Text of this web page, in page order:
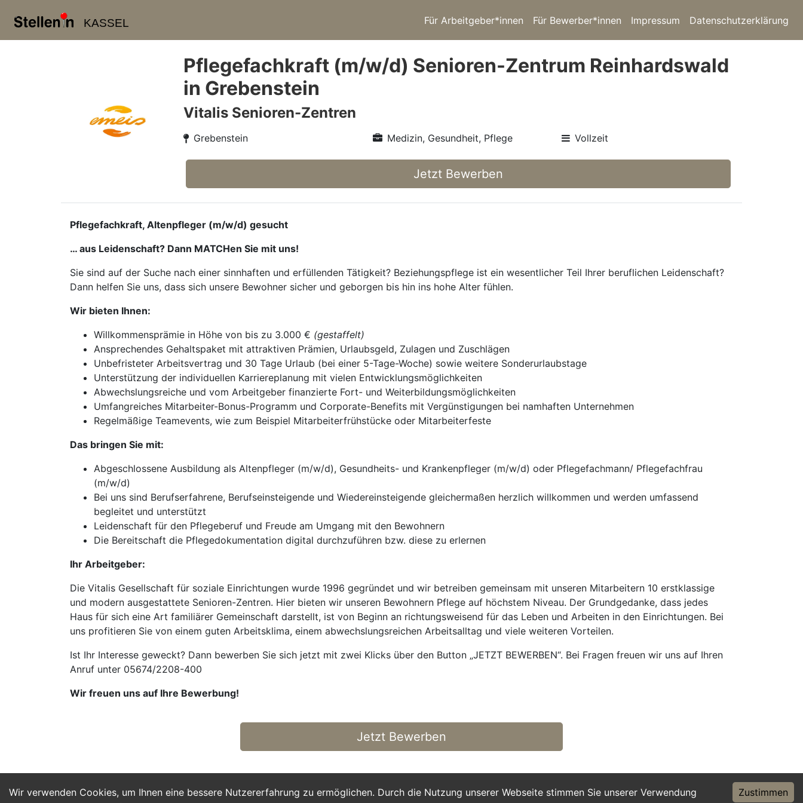
KASSEL Für Arbeitgeber*innen Für Bewerber*innen Impressum Datenschutzerklärung
Wir verwenden Cookies, um Ihnen eine bessere Nutzererfahrung zu ermöglichen. Durch die Nutzung unserer Webseite stimmen Sie unserer Verwendung
Zustimmen
Pflegefachkraft (m/w/d) Senioren-Zentrum Reinhardswald
in Grebenstein
Vitalis Senioren-Zentren
Grebenstein Medizin, Gesundheit, Pflege Vollzeit
Jetzt Bewerben
Pflegefachkraft, Altenpfleger (m/w/d) gesucht
… aus Leidenschaft? Dann MATCHen Sie mit uns!
Sie sind auf der Suche nach einer sinnhaften und erfüllenden Tätigkeit? Beziehungspflege ist ein wesentlicher Teil Ihrer beruflichen Leidenschaft?
Dann helfen Sie uns, dass sich unsere Bewohner sicher und geborgen bis hin ins hohe Alter fühlen.
Wir bieten Ihnen:
Willkommensprämie in Höhe von bis zu 3.000 € (gestaffelt)
Ansprechendes Gehaltspaket mit attraktiven Prämien, Urlaubsgeld, Zulagen und Zuschlägen
Unbefristeter Arbeitsvertrag und 30 Tage Urlaub (bei einer 5-Tage-Woche) sowie weitere Sonderurlaubstage
Unterstützung der individuellen Karriereplanung mit vielen Entwicklungsmöglichkeiten
Abwechslungsreiche und vom Arbeitgeber finanzierte Fort- und Weiterbildungsmöglichkeiten
Umfangreiches Mitarbeiter-Bonus-Programm und Corporate-Benefits mit Vergünstigungen bei namhaften Unternehmen
Regelmäßige Teamevents, wie zum Beispiel Mitarbeiterfrühstücke oder Mitarbeiterfeste
Das bringen Sie mit:
Abgeschlossene Ausbildung als Altenpfleger (m/w/d), Gesundheits- und Krankenpfleger (m/w/d) oder Pflegefachmann/ Pflegefachfrau
(m/w/d)
Bei uns sind Berufserfahrene, Berufseinsteigende und Wiedereinsteigende gleichermaßen herzlich willkommen und werden umfassend
begleitet und unterstützt
Leidenschaft für den Pflegeberuf und Freude am Umgang mit den Bewohnern
Die Bereitschaft die Pflegedokumentation digital durchzuführen bzw. diese zu erlernen
Ihr Arbeitgeber:
Die Vitalis Gesellschaft für soziale Einrichtungen wurde 1996 gegründet und wir betreiben gemeinsam mit unseren Mitarbeitern 10 erstklassige
und modern ausgestattete Senioren-Zentren. Hier bieten wir unseren Bewohnern Pflege auf höchstem Niveau. Der Grundgedanke, dass jedes
Haus für sich eine Art familiärer Gemeinschaft darstellt, ist von Beginn an richtungsweisend für das Leben und Arbeiten in den Einrichtungen. Bei
uns profitieren Sie von einem guten Arbeitsklima, einem abwechslungsreichen Arbeitsalltag und viele weiteren Vorteilen.
Ist Ihr Interesse geweckt? Dann bewerben Sie sich jetzt mit zwei Klicks über den Button „JETZT BEWERBEN“. Bei Fragen freuen wir uns auf Ihren
Anruf unter 05674/2208-400
Wir freuen uns auf Ihre Bewerbung!
Jetzt Bewerben